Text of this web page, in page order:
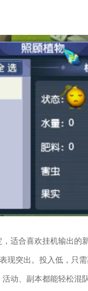
适合喜欢挂机输出
现突出。投入低，只
动、副本都能轻松混